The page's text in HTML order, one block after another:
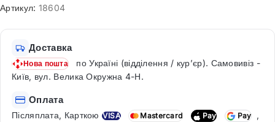
Артикул: 18604
Доставка
Нова пошта
по Україні (відділення / кур’єр). Самовивіз -
Київ, вул. Велика Окружна 4-Н.
Оплата
Післяплата, Карткою VISA Mastercard Pay Pay
,